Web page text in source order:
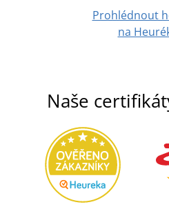
Prohlédnout
na
Naše